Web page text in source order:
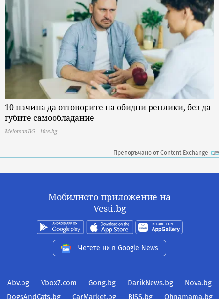
10 начина да отговорите на обидни реплики, без да
губите самообладание
MelomanBG - 10te.bg
Препоръчано от Content Exchange
Мобилното приложение на
Vesti.bg
Четете ни в Google News
Abv.bg Vbox7.com Gong.bg DarikNews.bg
Nova.bg
DogsAndCats.bg
CarMarket.bg BISS.bg Ohnamama.bg